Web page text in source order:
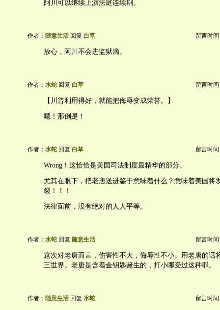
阿川可以继续上演法庭连续剧。
作者： 随意生活 回复 白草 留言时间
放心，阿川不会进监狱滴。
作者： 水蛇 回复 白草 留言时间
【川普利用得好，就能把侮辱变成荣誉。】
嗯！那倒是！
作者： 水蛇 回复 白草 留言时间
Wrong！这恰恰是美国司法制度最精华的部分。
尤其在眼下，把老唐送进鉴于意味着什么？意味着美国将
裂！！！
法律面前，没有绝对的人人平等。
作者： 水蛇 回复 随意生活 留言时间
这次对老唐而言，伤害性不大，侮辱性不小。用老唐的话
三世界。老唐是含着金钥匙诞生的，打小哪受过这种罪。
作者： 随意生活 回复 水蛇 留言时间